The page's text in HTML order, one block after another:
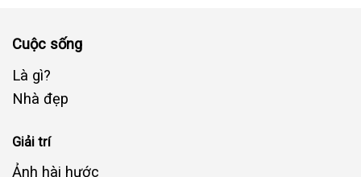
Cuộc sống
Là gì?
Nhà đẹp
Giải trí
Ảnh hài hước